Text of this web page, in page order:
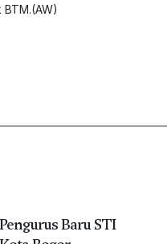
Pengurus Baru STI